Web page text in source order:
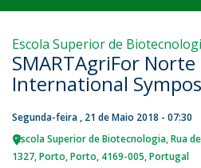
Escola Superior de
SMARTAgriFor
International
Segunda-feira , 21 de Maio 2018 - 07:30
Escola Superior de Biotecnologia Rua
1327 Porto Porto 4169-005 Portugal